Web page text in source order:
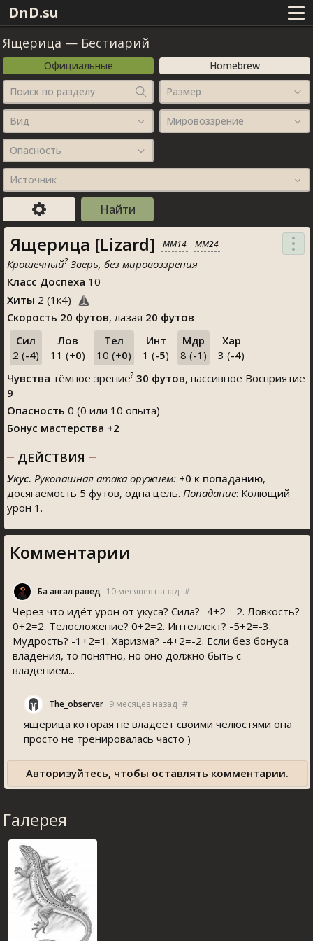
DnD.su
Ящерица — Бестиарий
Официальные
Homebrew
Поиск по разделу
Размер
Вид Мировоззрение
Опасность
Источник
Ящерица [Lizard] MM14 MM24
Крошечный?Зверь, без мировоззрения
Класс Доспеха 10
Хиты 2 (1 к4)
Скорость 20 футов, лазая 20 футов
Сил
2 (-4)
Лов
11 (+0)
Тел
10 (+0)
Инт
1 (-5)
Мдр
8 (-1 )
Хар
3 (-4)
Чувства тёмное зрение? 30 футов, пассивное Восприятие
9
Опасность 0 (0 или 10 опыта)
Бонус мастерства +2
ДЕЙСТВИЯ
Укус. Рукопашная атака оружием: +0 к попаданию,
досягаемость 5 футов, одна цель. Попадание: Колющий
урон 1.
Комментарии
Ба ҷангал равед 10 месяцев назад #
Через что идёт урон от укуса? Сила? -4+2=-2. Ловкость?
0+2=2. Телосложение? 0+2=2. Интеллект? -5+2=-3.
Мудрость? -1+2=1. Харизма? -4+2=-2. Если без бонуса
владения, то понятно, но оно должно быть с
владением...
The_observer 9 месяцев назад #
ящерица которая не владеет своими челюстями она
просто не тренировалась часто )
Авторизуйтесь, чтобы оставлять комментарии.
Галерея